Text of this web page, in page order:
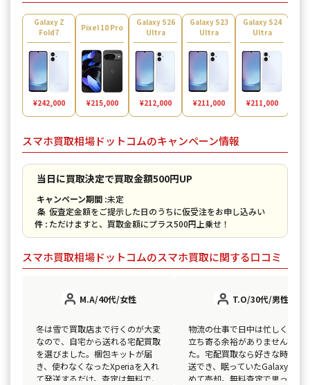
Galaxy Z
Fold7
¥242,000
Pixel 10 Pro
¥215,000
Galaxy S26
Ultra
¥212,000
Galaxy S23
Ultra
¥211,000
Galaxy S24
Ultra
¥211,000
スマホ買取相場ドットコムのキャンペーン情報
当日に買取決定で買取金額500円UP
キャンペーン期間 :未定
条
件 :
仮査定金額をご提示した日のうちに仮受注をお申し込みい
ただけますと、買取金額にプラス500円上乗せ！
スマホ買取相場ドットコムのスマホ買取に関する口コミ
M.A/40代/女性
冬は雪で買取店まで行くのが大変
なので、自宅から送れる宅配買取
を選びました。梱包キットが届
き、使わなくなったXperiaを入れ
て発送するだけ。査定は無料で、
T.O/30代/男性
物流の仕事で日中は忙しく、店
立ち寄る余裕がありませんでし
た。宅配買取なら好きな時間に
送でき、眠っていたGalaxyをま
めて売却。無料査定で思ってい